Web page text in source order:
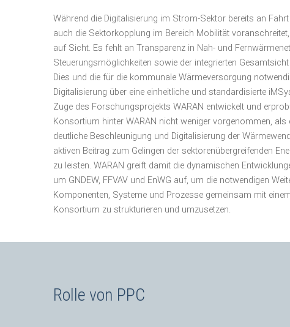
Während die Digitalisierung im Strom-Sektor bereits an
auch die Sektorkopplung im Bereich Mobilität
auf Sicht. Es fehlt an Transparenz in Nah- und
Steuerungsmöglichkeiten sowie der integrierten
Dies und die für die kommunale Wärmeversorgung
Digitalisierung über eine einheitliche und standardisierte
Zuge des Forschungsprojekts WARAN entwickelt und
Konsortium hinter WARAN nicht weniger vorgenommen, als
deutliche Beschleunigung und Digitalisierung der
aktiven Beitrag zum Gelingen der sektorenübergreifenden
zu leisten. WARAN greift damit die dynamischen
um GNDEW, FFVAV und EnWG auf, um die notwendigen
Komponenten, Systeme und Prozesse gemeinsam mit
Konsortium zu strukturieren und umzusetzen.
Rolle von PPC